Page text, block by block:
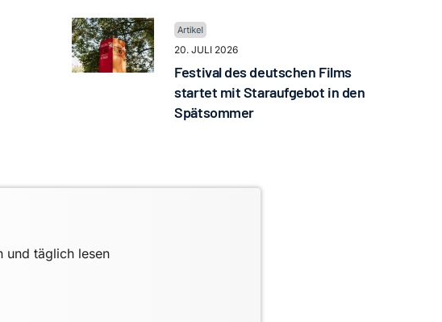
20. JULI 2026
Festival des deutschen Films
startet mit Staraufgebot in den
Spätsommer
und täglich lesen